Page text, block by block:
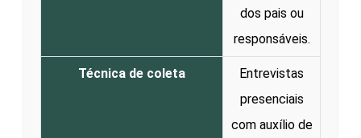
dos pais ou
responsáveis.
Técnica de coleta
Entrevistas
presenciais
com auxílio de